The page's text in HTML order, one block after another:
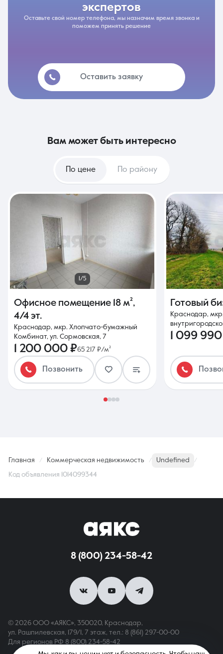
экспертов
Оставьте свой номер телефона, мы назначим время звонка и
поможем принять решение
Оставить заявку
вам может быть интересно
По цене По району
1/5
Офисное помещение 18 м²,
4/4 эт.
Краснодар, мкр. Хлопчато-бумажный
Комбинат, ул. Сормовская, 7
1 200 000 ₽65 217 ₽/м²
Позвонить
Готовый
Краснодар,
1 099
Главная Коммерческая недвижимость Undefined
Код объявления 1014099344
8 (800) 234-58-42
© 2026 ООО «АЯКС», 350020, Краснодар,
ул. Рашпилевская, 179/1, 7 этаж, тел.: 8 (861) 297-00-00
Для регионов РФ 8 (800) 234-58-42